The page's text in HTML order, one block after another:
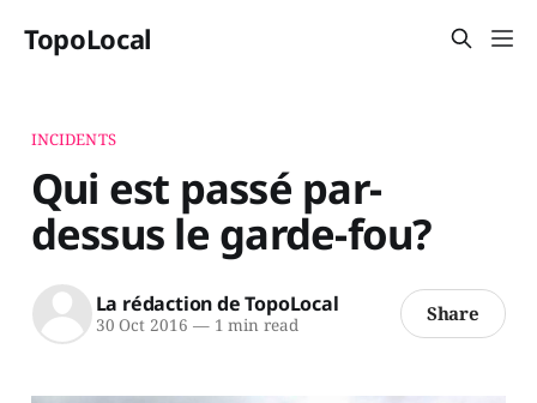
TopoLocal
INCIDENTS
Qui est passé par-
dessus le garde-fou?
La rédaction de TopoLocal
30 Oct 2016 —1 min read Share